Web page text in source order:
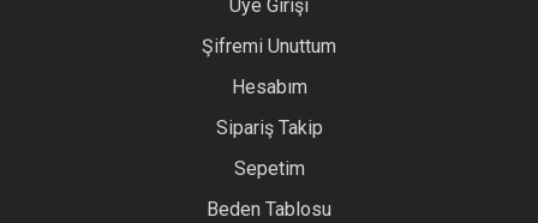
Üye Girişi
Şifremi Unuttum
Hesabım
Sipariş Takip
Sepetim
Beden Tablosu